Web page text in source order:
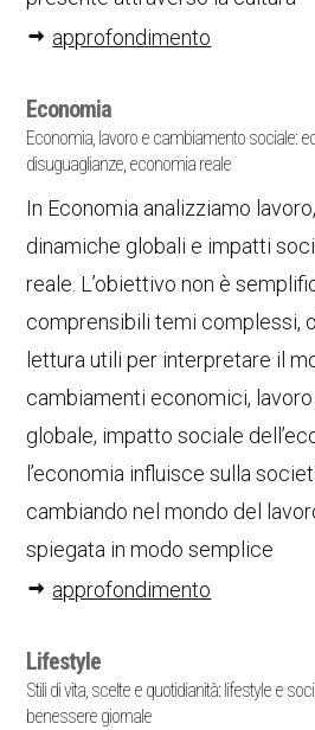
approfondimento
Economia
Economia, lavoro e cambiamento sociale:
disuguaglianze, economia reale
In Economia analizziamo
dinamiche globali e impatti
reale. L’obiettivo non è
comprensibili temi complessi,
lettura utili per interpretare il
cambiamenti economici,
globale, impatto sociale
l’economia influisce sulla
cambiando nel mondo del
spiegata in modo semplice
approfondimento
Lifestyle
Stili di vita, scelte e quotidianità: lifestyle e
benessere giornale